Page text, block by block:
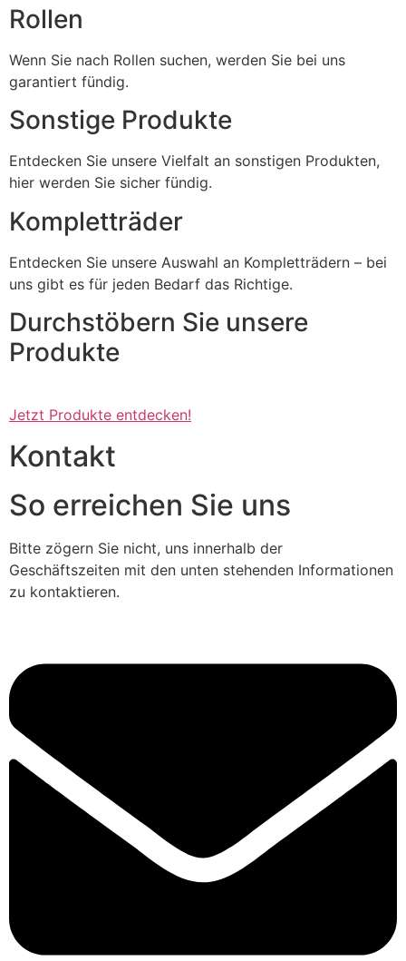
Rollen
Wenn Sie nach Rollen suchen, werden Sie bei uns
garantiert fündig.
Sonstige Produkte
Entdecken Sie unsere Vielfalt an sonstigen Produkten,
hier werden Sie sicher fündig.
Kompletträder
Entdecken Sie unsere Auswahl an Kompletträdern – bei
uns gibt es für jeden Bedarf das Richtige.
Durchstöbern Sie unsere
Produkte
Jetzt Produkte entdecken!
Kontakt
So erreichen Sie uns
Bitte zögern Sie nicht, uns innerhalb der
Geschäftszeiten mit den unten stehenden Informationen
zu kontaktieren.